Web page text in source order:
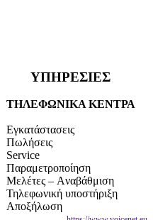
ΥΠΗΡΕΣΙΕΣ
ΤΗΛΕΦΩΝΙΚΑ ΚΕΝΤΡΑ
Εγκατάστασεις
Πωλήσεις
Service
Παραμετροποίηση
Μελέτες – Aναβάθμιση
Τηλεφωνική υποστήριξη
Αποξήλωση